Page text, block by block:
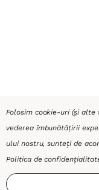
Folosim cookie-uri (și
vederea îmbunătățirii
ului nostru, sunteți de
Politica de